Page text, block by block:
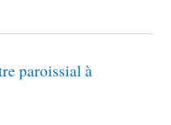
paroissial à